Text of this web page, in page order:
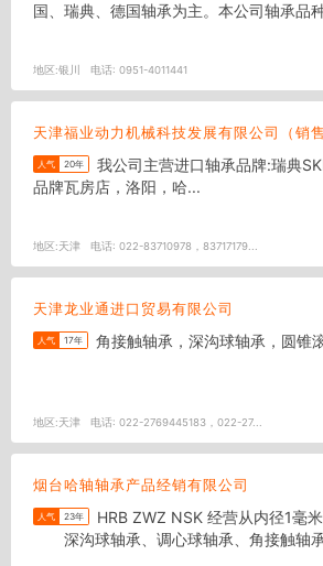
国、瑞典、德国轴承为主。本公司轴承品
地区:银川 电话: 0951-4011441
天津福业动力机械科技发展有限公司（销
人气 20年
品牌瓦房店，洛阳，哈...
地区:天津 电话: 022-83710978，83717179...
天津龙业通进口贸易有限公司
人气 17年 角接触轴承，深沟球轴承，圆锥
地区:天津 电话: 022-2769445183，022-27...
烟台哈轴轴承产品经销有限公司
人气 23年
深沟球轴承、调心球轴承、角接触轴